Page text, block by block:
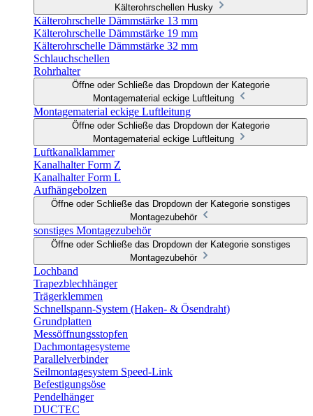
Kälterohrschellen Husky
Kälterohrschelle Dämmstärke 13 mm
Kälterohrschelle Dämmstärke 19 mm
Kälterohrschelle Dämmstärke 32 mm
Schlauchschellen
Rohrhalter
Öffne oder Schließe das Dropdown der Kategorie
Montagematerial eckige Luftleitung
Montagematerial eckige Luftleitung
Öffne oder Schließe das Dropdown der Kategorie
Montagematerial eckige Luftleitung
Luftkanalklammer
Kanalhalter Form Z
Kanalhalter Form L
Aufhängebolzen
Öffne oder Schließe das Dropdown der Kategorie sonstiges
Montagezubehör
sonstiges Montagezubehör
Öffne oder Schließe das Dropdown der Kategorie sonstiges
Montagezubehör
Lochband
Trapezblechhänger
Trägerklemmen
Schnellspann-System (Haken- & Ösendraht)
Grundplatten
Messöffnungsstopfen
Dachmontagesysteme
Parallelverbinder
Seilmontagesystem Speed-Link
Befestigungsöse
Pendelhänger
DUCTEC